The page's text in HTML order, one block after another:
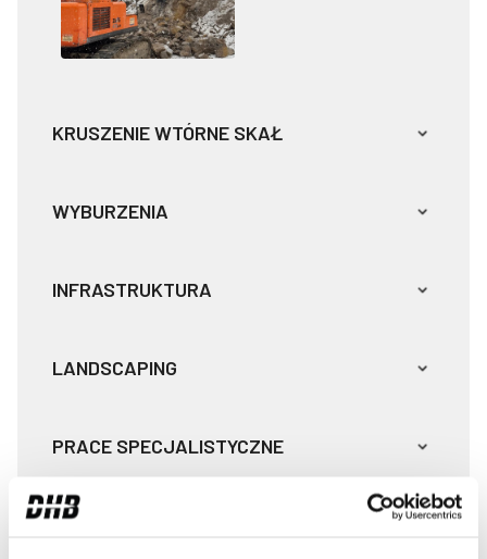
KRUSZENIE WTÓRNE SKAŁ
WYBURZENIA
INFRASTRUKTURA
LANDSCAPING
PRACE SPECJALISTYCZNE